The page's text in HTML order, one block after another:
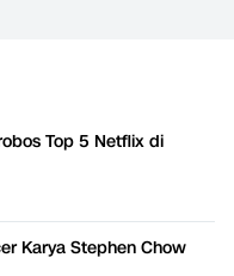
Top 5 Netflix di
Karya Stephen Chow